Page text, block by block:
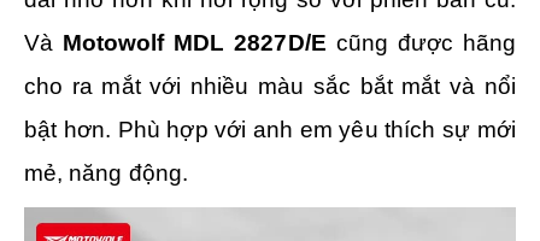
Và Motowolf MDL 2827D/E cũng được hãng
cho ra mắt với nhiều màu sắc bắt mắt và nổi
bật hơn. Phù hợp với anh em yêu thích sự mới
mẻ, năng động.